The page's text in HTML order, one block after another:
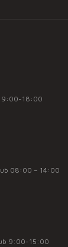
9:00-18:00
08:00 – 14:00
9:00-15:00